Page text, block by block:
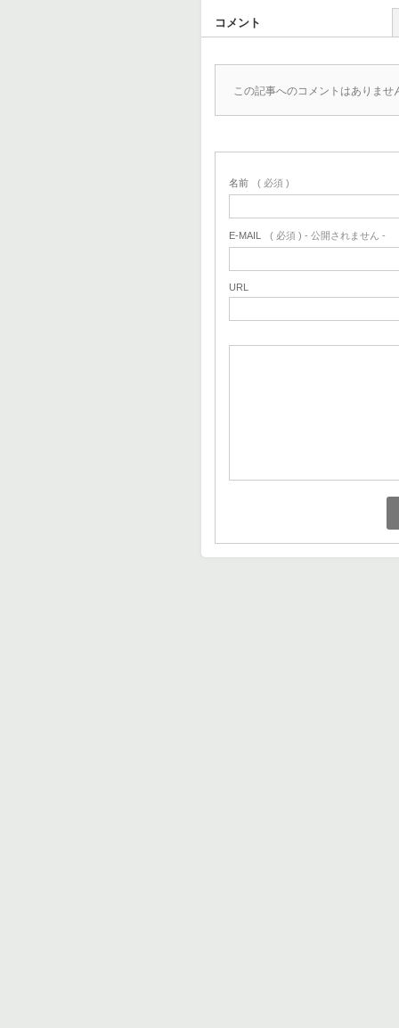
コメント
この記事へのコメントはありませ
名前 ( 必須 )
E-MAIL ( 必須 ) - 公開されません -
URL